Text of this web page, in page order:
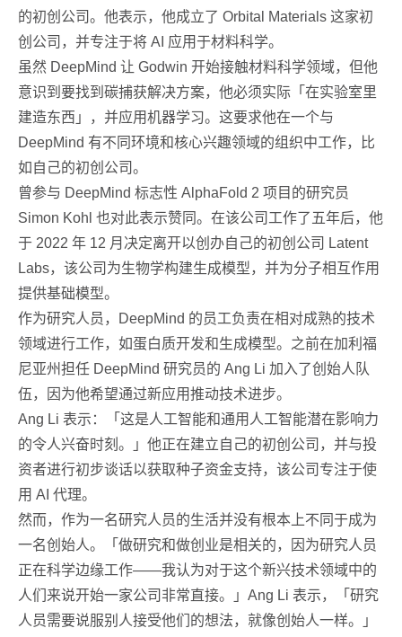
的初创公司。他表示，他成立了 Orbital Materials 这家初
创公司，并专注于将 AI 应用于材料科学。
虽然 DeepMind 让 Godwin 开始接触材料科学领域，但他
意识到要找到碳捕获解决方案，他必须实际「在实验室里
建造东西」，并应用机器学习。这要求他在一个与
DeepMind 有不同环境和核心兴趣领域的组织中工作，比
如自己的初创公司。
曾参与 DeepMind 标志性 AlphaFold 2 项目的研究员
Simon Kohl 也对此表示赞同。在该公司工作了五年后，他
于 2022 年 12 月决定离开以创办自己的初创公司 Latent
Labs，该公司为生物学构建生成模型，并为分子相互作用
提供基础模型。
作为研究人员，DeepMind 的员工负责在相对成熟的技术
领域进行工作，如蛋白质开发和生成模型。之前在加利福
尼亚州担任 DeepMind 研究员的 Ang Li 加入了创始人队
伍，因为他希望通过新应用推动技术进步。
Ang Li 表示：「这是人工智能和通用人工智能潜在影响力
的令人兴奋时刻。」他正在建立自己的初创公司，并与投
资者进行初步谈话以获取种子资金支持，该公司专注于使
用 AI 代理。
然而，作为一名研究人员的生活并没有根本上不同于成为
一名创始人。「做研究和做创业是相关的，因为研究人员
正在科学边缘工作——我认为对于这个新兴技术领域中的
人们来说开始一家公司非常直接。」Ang Li 表示，「研究
人员需要说服别人接受他们的想法，就像创始人一样。」